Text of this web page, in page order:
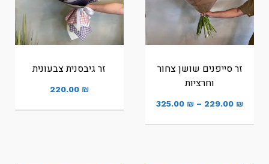
זר סייפנים שושן צחור
וחרציות
229.00 ₪
–
325.00 ₪
טווח
זר גיבסנית צבעונית
220.00 ₪